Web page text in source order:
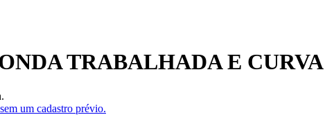
TRABALHADA E CURVA
um cadastro prévio.